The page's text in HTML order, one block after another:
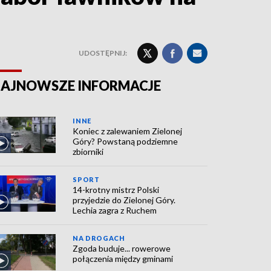
UDOSTĘPNIJ:
INFORMACJE
INNE
Koniec z zalewaniem Zielonej
Góry? Powstaną podziemne
zbiorniki
SPORT
14-krotny mistrz Polski
przyjedzie do Zielonej Góry.
Lechia zagra z Ruchem
NA DROGACH
Zgoda buduje... rowerowe
połączenia między gminami